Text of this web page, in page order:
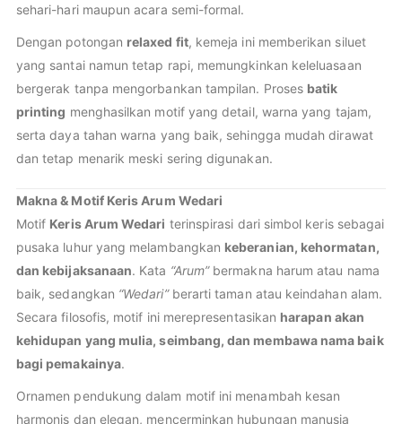
sehari-hari maupun acara semi-formal.
Dengan potongan relaxed fit, kemeja ini memberikan siluet
yang santai namun tetap rapi, memungkinkan keleluasaan
bergerak tanpa mengorbankan tampilan. Proses batik
printing menghasilkan motif yang detail, warna yang tajam,
serta daya tahan warna yang baik, sehingga mudah dirawat
dan tetap menarik meski sering digunakan.
Makna & Motif Keris Arum Wedari
Motif Keris Arum Wedari terinspirasi dari simbol keris sebagai
pusaka luhur yang melambangkan keberanian, kehormatan,
dan kebijaksanaan. Kata “Arum”bermakna harum atau nama
baik, sedangkan “Wedari”berarti taman atau keindahan alam.
Secara filosofis, motif ini merepresentasikan harapan akan
kehidupan yang mulia, seimbang, dan membawa nama baik
bagi pemakainya.
Ornamen pendukung dalam motif ini menambah kesan
harmonis dan elegan, mencerminkan hubungan manusia